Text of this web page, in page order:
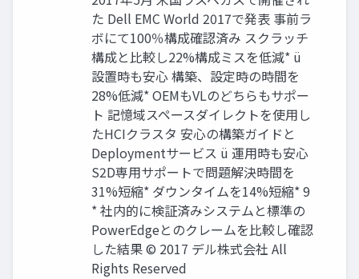
た Dell EMC World 2017で発表 事前ラ
ボにて100％構成確認済み スクラッチ
構成と⽐較し22%構成ミスを低減* ü
設置時も安⼼ 構築、設定時の時間を
28%低減* OEMもVLのどちらもサポー
ト 記憶域スペースダイレクトを使用し
たHCIクラスタ 安⼼の構築ガイドと
Deploymentサービス ü 運⽤時も安⼼
S2D専⽤サポートで問題解決時間を
31%短縮* ダウンタイムを14%短縮* 9
* 社内的に検証済みシステムと標準の
PowerEdgeとのクレームを比較し確認
した結果 © 2017 デル株式会社 All
Rights Reserved